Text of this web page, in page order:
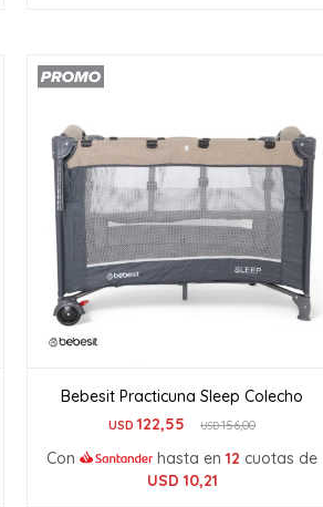
Bebesit Practicuna Sleep Colecho
USD 122,55 USD156,00
Con hasta en12 cuotas de
USD 10,21